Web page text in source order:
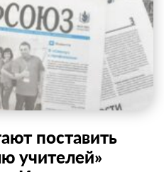
поставить
учителей»